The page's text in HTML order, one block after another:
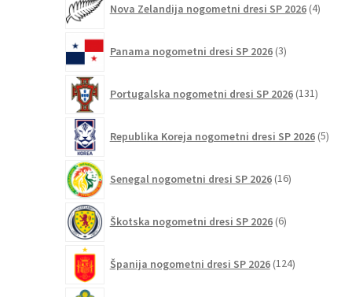
Nova Zelandija nogometni dresi SP 2026 4izdelki
Panama nogometni dresi SP 2026 3izdelki
Portugalska nogometni dresi SP 2026 131
Republika Koreja nogometni dresi SP 2026 5
Senegal nogometni dresi SP 2026 16izdelkov
Škotska nogometni dresi SP 2026 6izdelkov
Španija nogometni dresi SP 2026 124izdelkov